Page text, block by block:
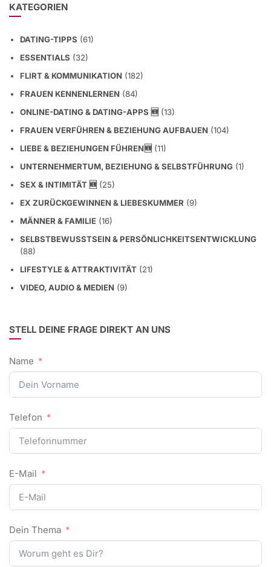
KATEGORIEN
DATING-TIPPS (61)
ESSENTIALS (32)
FLIRT & KOMMUNIKATION (182)
FRAUEN KENNENLERNEN (84)
ONLINE-DATING & DATING-APPS 🆕 (13)
FRAUEN VERFÜHREN & BEZIEHUNG AUFBAUEN (104)
LIEBE & BEZIEHUNGEN FÜHREN🆕 (11)
UNTERNEHMERTUM, BEZIEHUNG & SELBSTFÜHRUNG (1)
SEX & INTIMITÄT 🆕 (25)
EX ZURÜCKGEWINNEN & LIEBESKUMMER (9)
MÄNNER & FAMILIE (16)
SELBSTBEWUSSTSEIN & PERSÖNLICHKEITSENTWICKLUNG
(88)
LIFESTYLE & ATTRAKTIVITÄT (21)
VIDEO, AUDIO & MEDIEN (9)
STELL DEINE FRAGE DIREKT AN UNS
Name
Telefon
E-Mail
Dein Thema